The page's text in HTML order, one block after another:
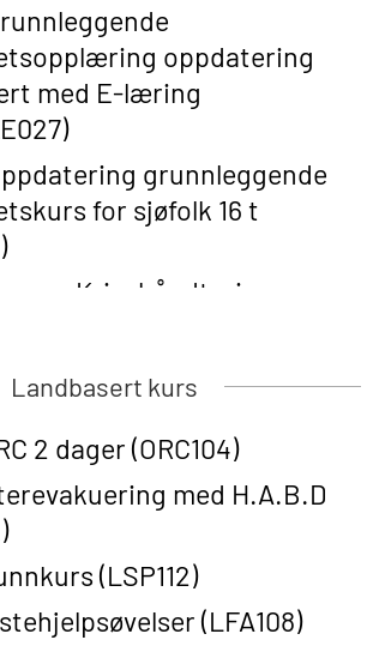
Training – Refresher
(OBS1063)
Training – Refresher
for emergency
personnel with Adaptive E-
inkl pustelunge
e-læring (OSEBLE018)
with E-learning (English)
Basic Safety Training for
Sector (OBS117)
Sikkerhetskurs –
inkl.
oppdatering
med E-læring
grunnleggende
for sjøfolk 16 t
og Krisehåndtering
og Krisehåndtering
for fiskere
for fiskere
(MBSBLE032)
Landbasert kurs
2 dager (ORC104)
med H.A.B.D
(LSP112)
(LFA108)